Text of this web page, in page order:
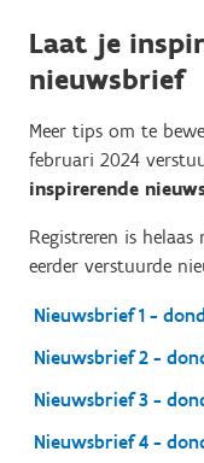
Laat je
nieuwsbrief
Meer tips om te
februari 2024
inspirerende
Registreren is
eerder verstuurde
Nieuwsbrief 1 -
Nieuwsbrief 2 -
Nieuwsbrief 3 -
Nieuwsbrief 4 -